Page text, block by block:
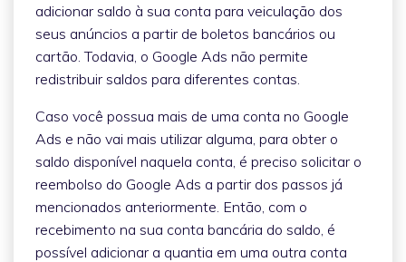
adicionar saldo à sua conta para veiculação dos
seus anúncios a partir de boletos bancários ou
cartão. Todavia, o Google Ads não permite
redistribuir saldos para diferentes contas.
Caso você possua mais de uma conta no Google
Ads e não vai mais utilizar alguma, para obter o
saldo disponível naquela conta, é preciso solicitar o
reembolso do Google Ads a partir dos passos já
mencionados anteriormente. Então, com o
recebimento na sua conta bancária do saldo, é
possível adicionar a quantia em uma outra conta